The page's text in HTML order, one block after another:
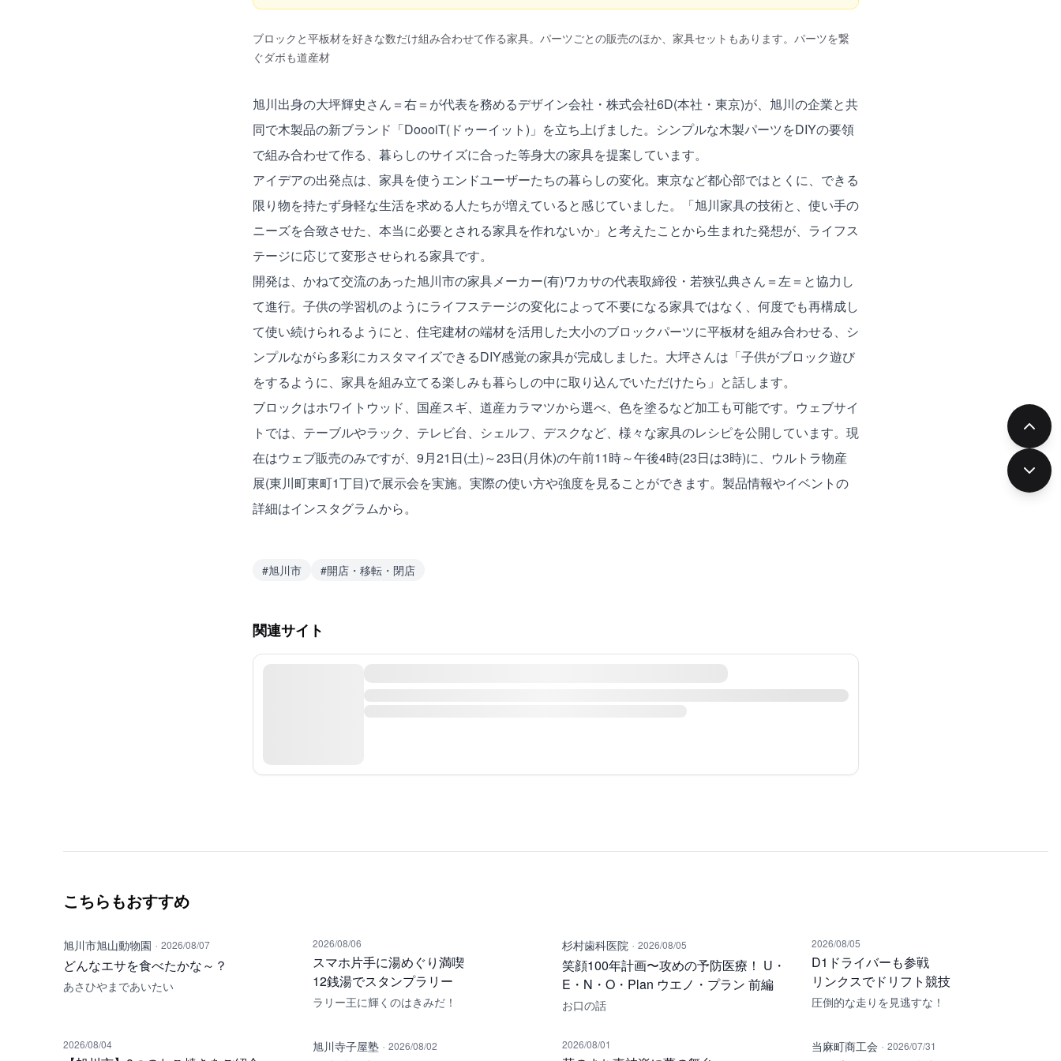
ブロックと平板材を好きな数だけ組み合わせて作る家具。パーツごとの販売のほか、家具セットもあります。パーツを繋
ぐダボも道産材
旭川出身の大坪輝史さん＝右＝が代表を務めるデザイン会社・株式会社6D(本社・東京)が、旭川の企業と共
同で木製品の新ブランド「DoooiT(ドゥーイット)」を立ち上げました。シンプルな木製パーツをDIYの要領
で組み合わせて作る、暮らしのサイズに合った等身大の家具を提案しています。
アイデアの出発点は、家具を使うエンドユーザーたちの暮らしの変化。東京など都心部ではとくに、できる
限り物を持たず身軽な生活を求める人たちが増えていると感じていました。「旭川家具の技術と、使い手の
ニーズを合致させた、本当に必要とされる家具を作れないか」と考えたことから生まれた発想が、ライフス
テージに応じて変形させられる家具です。
開発は、かねて交流のあった旭川市の家具メーカー(有)ワカサの代表取締役・若狭弘典さん＝左＝と協力し
て進行。子供の学習机のようにライフステージの変化によって不要になる家具ではなく、何度でも再構成し
て使い続けられるようにと、住宅建材の端材を活用した大小のブロックパーツに平板材を組み合わせる、シ
ンプルながら多彩にカスタマイズできるDIY感覚の家具が完成しました。大坪さんは「子供がブロック遊び
をするように、家具を組み立てる楽しみも暮らしの中に取り込んでいただけたら」と話します。
ブロックはホワイトウッド、国産スギ、道産カラマツから選べ、色を塗るなど加工も可能です。ウェブサイ
トでは、テーブルやラック、テレビ台、シェルフ、デスクなど、様々な家具のレシピを公開しています。現
在はウェブ販売のみですが、9月21日(土)～23日(月休)の午前11時～午後4時(23日は3時)に、ウルトラ物産
展(東川町東町1丁目)で展示会を実施。実際の使い方や強度を見ることができます。製品情報やイベントの
詳細はインスタグラムから。
#旭川市 #開店・移転・閉店
関連サイト
こちらもおすすめ
旭川市旭山動物園 · 2026/08/07
どんなエサを食べたかな～？
あさひやまであいたい
2026/08/06
スマホ片手に湯めぐり満喫
12銭湯でスタンプラリー
ラリー王に輝くのはきみだ！
杉村歯科医院 · 2026/08/05
笑顔100年計画〜攻めの予防医療！ U・
E・N・O・Plan ウエノ・プラン 前編
お口の話
2026/08/05
D1ドライバーも参戦
リンクスでドリフト競技
圧倒的な走りを見逃すな！
2026/08/04 旭川寺子屋塾 · 2026/08/02 2026/08/01 当麻町商工会 · 2026/07/31